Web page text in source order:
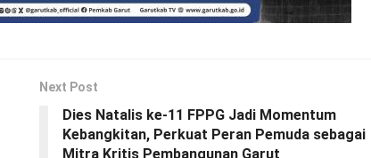
Next Post
Dies Natalis ke-11 FPPG Jadi Momentum
Kebangkitan, Perkuat Peran Pemuda sebagai
Mitra Kritis Pembangunan Garut